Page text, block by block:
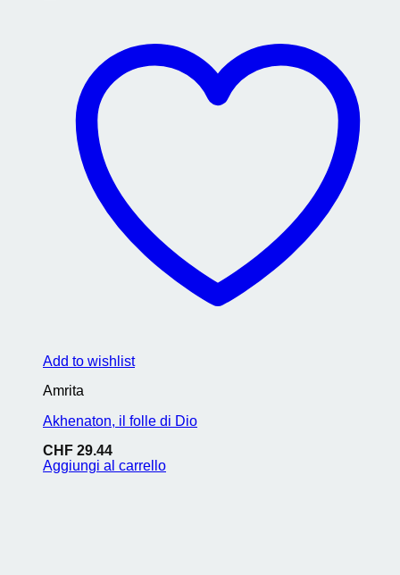
Add to wishlist
Amrita
Akhenaton, il folle di Dio
CHF 29.44
Aggiungi al carrello